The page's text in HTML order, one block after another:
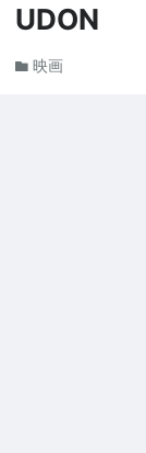
UDON
映画